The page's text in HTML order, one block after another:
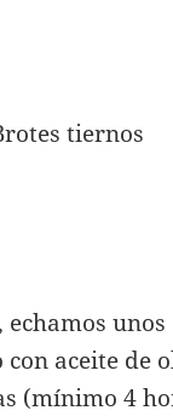
tiernos
aceite de
(mínimo 4